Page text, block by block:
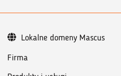
Firma
Lokalne domeny Mascus